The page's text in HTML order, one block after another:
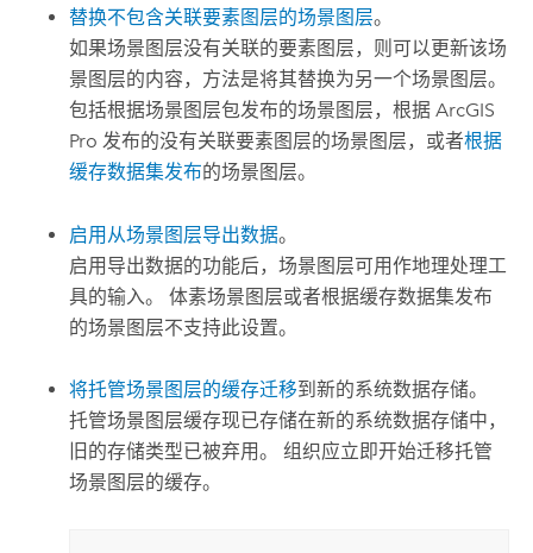
替换不包含关联要素图层的场景图层。
如果场景图层没有关联的要素图层，则可以更新该场
景图层的内容，方法是将其替换为另一个场景图层。
包括根据场景图层包发布的场景图层，根据ArcGIS
Pro 发布的没有关联要素图层的场景图层，或者根据
缓存数据集发布的场景图层。
启用从场景图层导出数据。
启用导出数据的功能后，场景图层可用作地理处理工
具的输入。体素场景图层或者根据缓存数据集发布
的场景图层不支持此设置。
将托管场景图层的缓存迁移到新的系统数据存储。
托管场景图层缓存现已存储在新的系统数据存储中，
旧的存储类型已被弃用。 组织应立即开始迁移托管
场景图层的缓存。